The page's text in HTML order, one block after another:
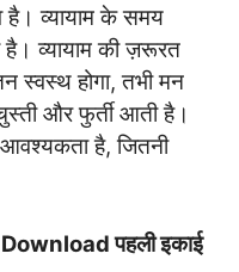
है। व्यायाम के समय
है। व्यायाम की ज़रूरत
स्वस्थ होगा, तभी मन
और फुर्ती आती है।
आवश्यकता है, जितनी
पहली इकाई